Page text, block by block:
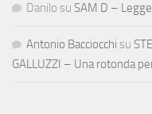
Danilo su SAM D –
Antonio Bacciocchi su
GALLUZZI – Una rotonda